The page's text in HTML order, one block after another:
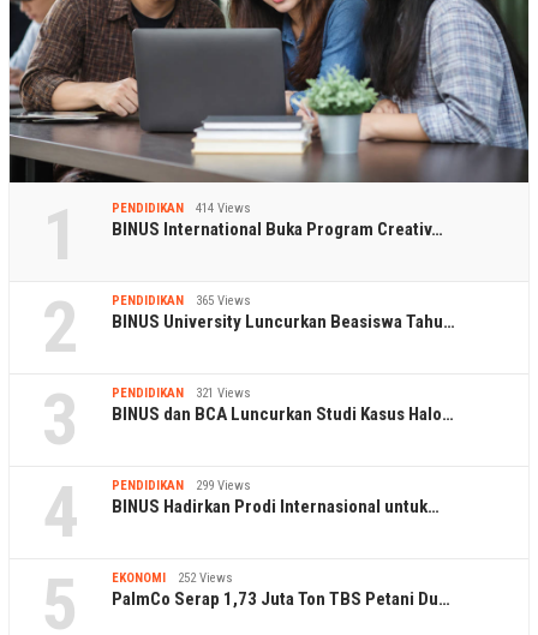
1 PENDIDIKAN 414 Views
BINUS International Buka Program Creativ…
2 PENDIDIKAN 365 Views
BINUS University Luncurkan Beasiswa Tahu…
3 PENDIDIKAN 321 Views
BINUS dan BCA Luncurkan Studi Kasus Halo…
4 PENDIDIKAN 299 Views
BINUS Hadirkan Prodi Internasional untuk…
5 EKONOMI 252 Views
PalmCo Serap 1,73 Juta Ton TBS Petani Du…